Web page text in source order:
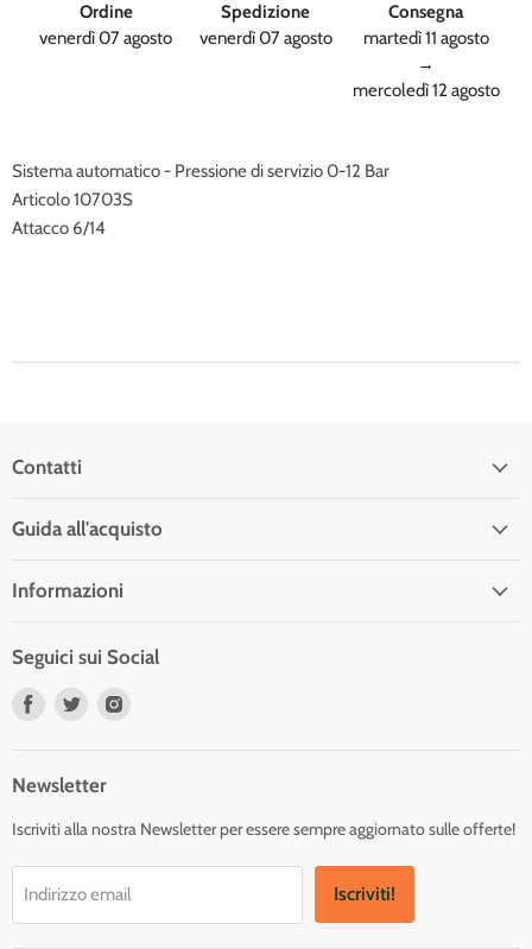
Ordine
venerdì 07 agosto
Spedizione
venerdì 07 agosto
Consegna
martedì 11 agosto
→
mercoledì 12 agosto
Sistema automatico - Pressione di servizio 0-12 Bar
Articolo 10703S
Attacco 6/14
Contatti
Guida all'acquisto
Informazioni
Seguici sui Social
Trovaci
Trovaci
Newsletter
Iscriviti alla nostra Newsletter per essere sempre aggiornato sulle offerte!
Indirizzo email Iscriviti!